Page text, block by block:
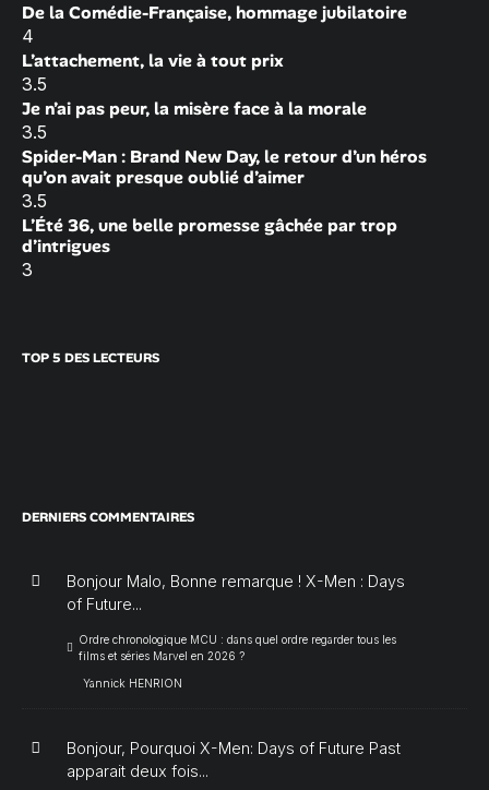
De la Comédie-Française, hommage jubilatoire
4
L’attachement, la vie à tout prix
3.5
Je n’ai pas peur, la misère face à la morale
3.5
Spider-Man : Brand New Day, le retour d’un héros
qu’on avait presque oublié d’aimer
3.5
L’Été 36, une belle promesse gâchée par trop
d’intrigues
3
TOP 5 DES LECTEURS
DERNIERS COMMENTAIRES
Bonjour Malo, Bonne remarque ! X-Men : Days
of Future...
Ordre chronologique MCU : dans quel ordre regarder tous les
films et séries Marvel en 2026 ?
Yannick HENRION
Bonjour, Pourquoi X-Men: Days of Future Past
apparait deux fois...